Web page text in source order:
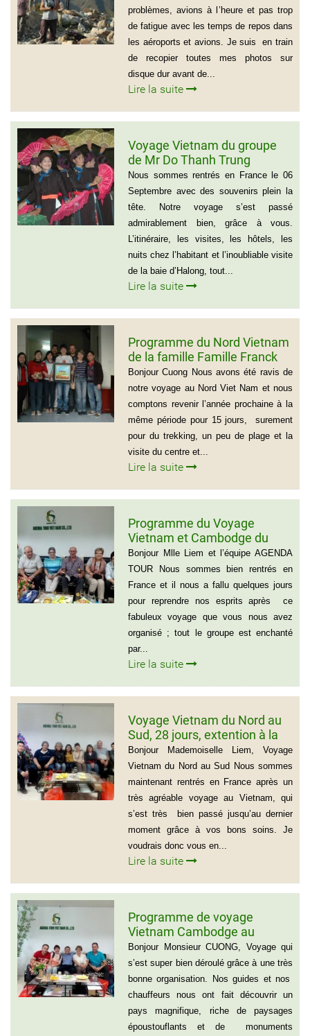
problèmes, avions à l’heure et pas trop
de fatigue avec les temps de repos dans
les aéroports et avions. Je suis en train
de recopier toutes mes photos sur
disque dur avant de...
Lire la suite
Voyage Vietnam du groupe
de Mr Do Thanh Trung
Nous sommes rentrés en France le 06
Septembre avec des souvenirs plein la
tête. Notre voyage s’est passé
admirablement bien, grâce à vous.
L’itinéraire, les visites, les hôtels, les
nuits chez l’habitant et l’inoubliable visite
de la baie d’Halong, tout...
Lire la suite
Programme du Nord Vietnam
de la famille Famille Franck
Alvarez ( Voyage Vietnam
Nord 10 jours)
Bonjour Cuong Nous avons été ravis de
notre voyage au Nord Viet Nam et nous
comptons revenir l’année prochaine à la
même période pour 15 jours, surement
pour du trekking, un peu de plage et la
visite du centre et...
Lire la suite
Programme du Voyage
Vietnam et Cambodge du
group de Mr LACROIX (6
personnes)
Bonjour Mlle Liem et l’équipe AGENDA
TOUR Nous sommes bien rentrés en
France et il nous a fallu quelques jours
pour reprendre nos esprits après ce
fabuleux voyage que vous nous avez
organisé ; tout le groupe est enchanté
par...
Lire la suite
Voyage Vietnam du Nord au
Sud, 28 jours, extention à la
plage de Muine du groupe de
Mr Thierry Voinier
Bonjour Mademoiselle Liem, Voyage
Vietnam du Nord au Sud Nous sommes
maintenant rentrés en France après un
très agréable voyage au Vietnam, qui
s’est très bien passé jusqu’au dernier
moment grâce à vos bons soins. Je
voudrais donc vous en...
Lire la suite
Programme de voyage
Vietnam Cambodge au
groupe de Madame CATHY et
les amis
Bonjour Monsieur CUONG, Voyage qui
s’est super bien déroulé grâce à une très
bonne organisation. Nos guides et nos
chauffeurs nous ont fait découvrir un
pays magnifique, riche de paysages
époustouflants et de monuments